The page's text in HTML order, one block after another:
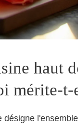
haut
mérite-